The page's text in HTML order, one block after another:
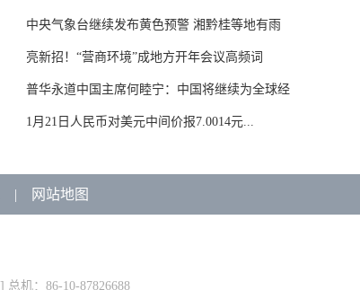
中央气象台继续发布黄色预警 湘黔桂等地有雨
雪...
亮新招！“营商环境”成地方开年会议高频词
普华永道中国主席何睦宁：中国将继续为全球经
济...
1月21日人民币对美元中间价报7.0014元...
| 网站地图
] 总机：86-10-87826688